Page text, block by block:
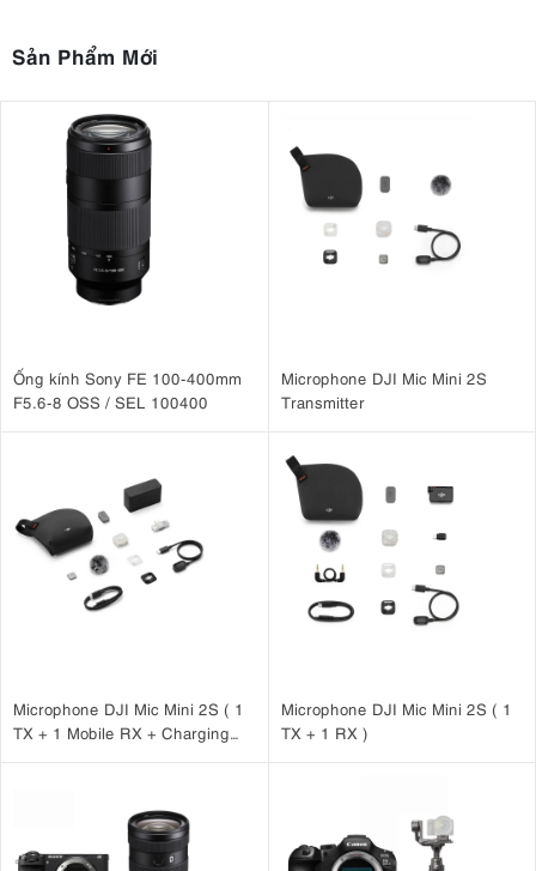
Sản Phẩm Mới
Ống kính Sony FE 100-400mm
F5.6-8 OSS / SEL 100400
Microphone DJI Mic Mini 2S
Transmitter
Microphone DJI Mic Mini 2S ( 1
TX + 1 Mobile RX + Charging
Microphone DJI Mic Mini 2S ( 1
TX + 1 RX )